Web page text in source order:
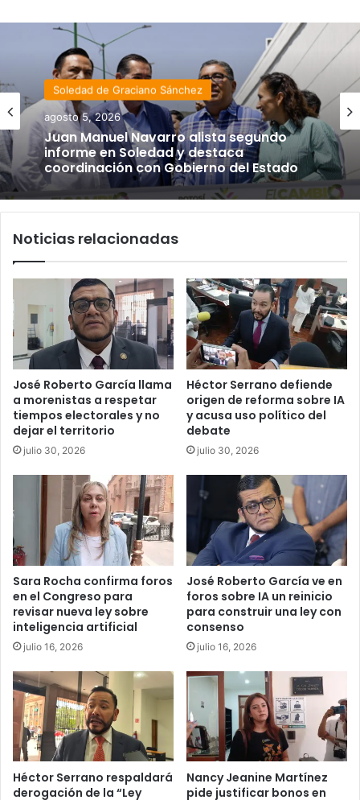
Soledad de Graciano Sánchez
agosto 5, 2026
Juan Manuel Navarro alista segundo
informe en Soledad y destaca
coordinación con Gobierno del Estado
Noticias relacionadas
José Roberto García llama
a morenistas a respetar
tiempos electorales y no
dejar el territorio
julio 30, 2026
Héctor Serrano defiende
origen de reforma sobre IA
y acusa uso político del
debate
julio 30, 2026
Sara Rocha confirma foros
en el Congreso para
revisar nueva ley sobre
inteligencia artificial
julio 16, 2026
José Roberto García ve en
foros sobre IA un reinicio
para construir una ley con
consenso
julio 16, 2026
Héctor Serrano respaldará
derogación de la “Ley
Nancy Jeanine Martínez
pide justificar bonos en